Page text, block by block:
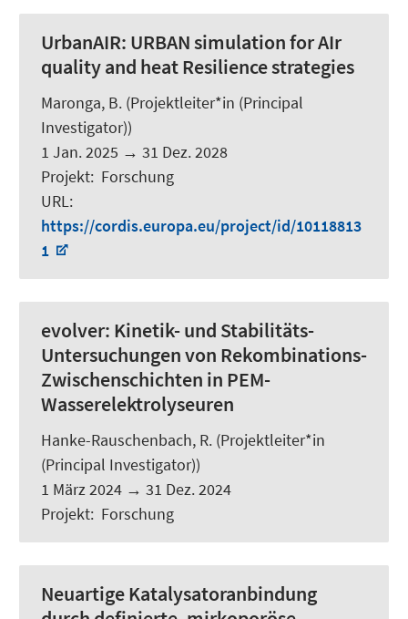
UrbanAIR: URBAN simulation for AIr
quality and heat Resilience strategies
Maronga, B. (Projektleiter*in (Principal
Investigator))
1 Jan. 2025 → 31 Dez. 2028
Projekt: Forschung
URL:
https://cordis.europa.eu/project/id/10118813
1
evolver: Kinetik- und Stabilitäts-
Untersuchungen von Rekombinations-
Zwischenschichten in PEM-
Wasserelektrolyseuren
Hanke-Rauschenbach, R. (Projektleiter*in
(Principal Investigator))
1 März 2024 → 31 Dez. 2024
Projekt: Forschung
Neuartige Katalysatoranbindung